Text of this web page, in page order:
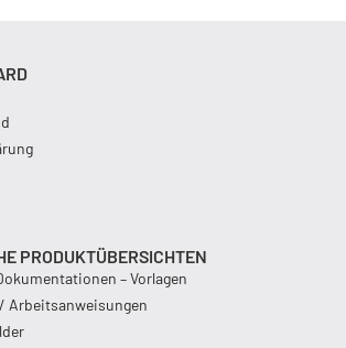
PRODUKTÜBERSICHTEN
– Vorlagen
Arbeitsanweisungen